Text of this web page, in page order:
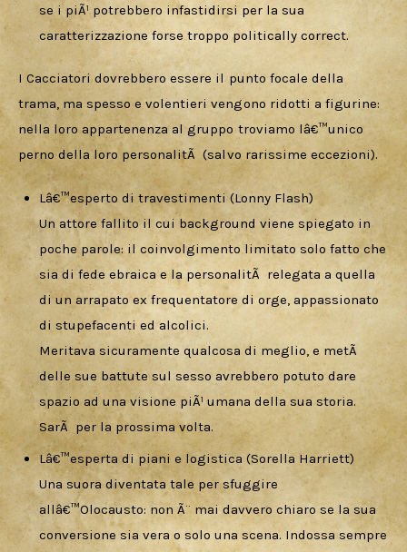
se i piÃ¹ potrebbero infastidirsi per la sua
caratterizzazione forse troppo politically correct.
I Cacciatori dovrebbero essere il punto focale della
trama, ma spesso e volentieri vengono ridotti a figurine:
nella loro appartenenza al gruppo troviamo lâ€™unico
perno della loro personalitÃ  (salvo rarissime eccezioni).
Lâ€™esperto di travestimenti (Lonny Flash)
Un attore fallito il cui background viene spiegato in
poche parole: il coinvolgimento limitato solo fatto che
sia di fede ebraica e la personalitÃ relegata a quella
di un arrapato ex frequentatore di orge, appassionato
di stupefacenti ed alcolici.
Meritava sicuramente qualcosa di meglio, e metÃ
delle sue battute sul sesso avrebbero potuto dare
spazio ad una visione piÃ¹ umana della sua storia.
SarÃ per la prossima volta.
Lâ€™esperta di piani e logistica (Sorella Harriett)
Una suora diventata tale per sfuggire
allâ€™Olocausto: non Ã¨ mai davvero chiaro se la sua
conversione sia vera o solo una scena. Indossa sempre